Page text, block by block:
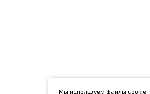
Мы используем файлы cookie,